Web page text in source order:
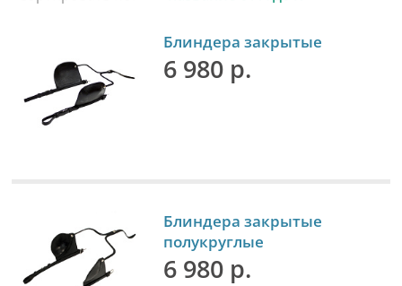
Блиндера закрытые
6 980 р.
Блиндера закрытые
полукруглые
6 980 р.